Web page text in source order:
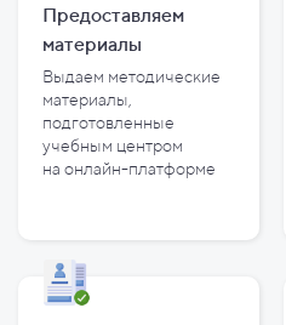
Предоставляем
материалы
Выдаем методические
материалы,
подготовленные
учебным центром
на онлайн-платформе